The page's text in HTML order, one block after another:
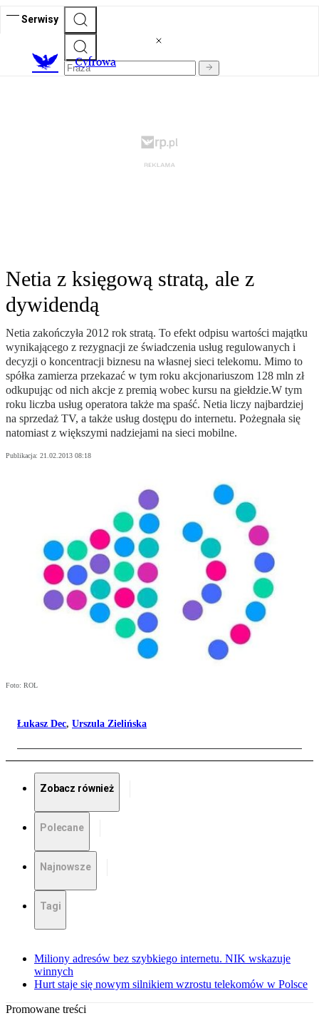
Serwisy
Cyfrowa
Netia z księgową stratą, ale z
dywidendą
Netia zakończyła 2012 rok stratą. To efekt odpisu wartości majątku
wynikającego z rezygnacji ze świadczenia usług regulowanych i
decyzji o koncentracji biznesu na własnej sieci telekomu. Mimo to
spółka zamierza przekazać w tym roku akcjonariuszom 128 mln zł
odkupując od nich akcje z premią wobec kursu na giełdzie.W tym
roku liczba usług operatora także ma spaść. Netia liczy najbardziej
na sprzedaż TV, a także usług dostępu do internetu. Pożegnała się
natomiast z większymi nadziejami na sieci mobilne.
Publikacja: 21.02.2013 08:18
Foto: ROL
Łukasz Dec, Urszula Zielińska
Zobacz również
Polecane
Najnowsze
Tagi
Miliony adresów bez szybkiego internetu. NIK wskazuje
winnych
Hurt staje się nowym silnikiem wzrostu telekomów w Polsce
Promowane treści